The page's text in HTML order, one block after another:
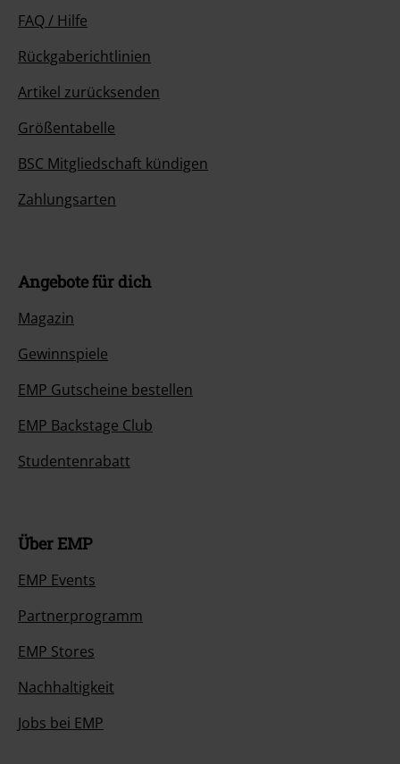
FAQ / Hilfe
Rückgaberichtlinien
Artikel zurücksenden
Größentabelle
BSC Mitgliedschaft kündigen
Zahlungsarten
Angebote für dich
Magazin
Gewinnspiele
EMP Gutscheine bestellen
EMP Backstage Club
Studentenrabatt
Über EMP
EMP Events
Partnerprogramm
EMP Stores
Nachhaltigkeit
Jobs bei EMP